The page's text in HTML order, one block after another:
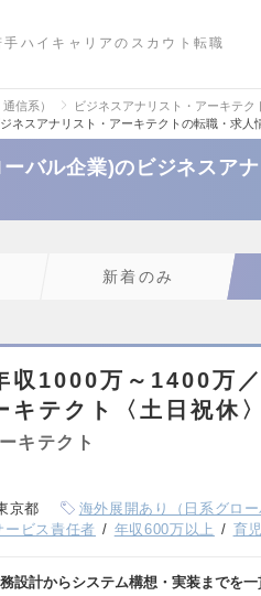
手ハイキャリアのスカウト転職
信系）
ビジネスアナリスト・アーキテク
ネスアナリスト・アーキテクトの転職・求人
バル企業)のビジネスア
新着のみ
収1000万～1400万
テクト〈土日祝休〉
キテクト
京都 海外展開あり（日系グロー
ービス責任者 年収600万以上 育
設計からシステム構想・実装までを一